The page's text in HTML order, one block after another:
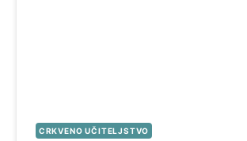
CRKVENO UČITELJSTVO